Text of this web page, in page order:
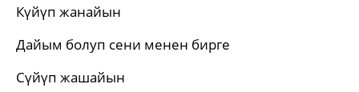
Күйүп жанайын
Дайым болуп сени менен бирге
Сүйүп жашайын